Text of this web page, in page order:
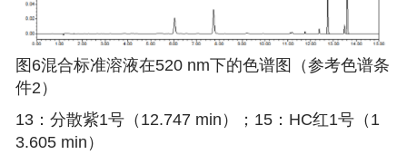
图6混合标准溶液在520 nm下的色谱图（参考色谱条
件2）
13：分散紫1号（12.747 min）；15：HC红1号（1
3.605 min）